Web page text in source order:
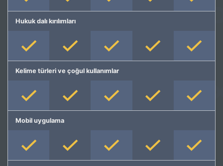
Hukuk dalı kırılımları
Kelime türleri ve çoğul kullanımlar
Mobil uygulama